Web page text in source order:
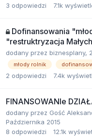
3 odpowiedzi 7.1k
Dofinansowania
"restruktryzacja
dodany przez biznesplany,
młody rolnik
2 odpowiedzi 7.4k
FINANSOWANIe
dodany przez Gość
Października 2015
8 odpowiedzi 12.1k